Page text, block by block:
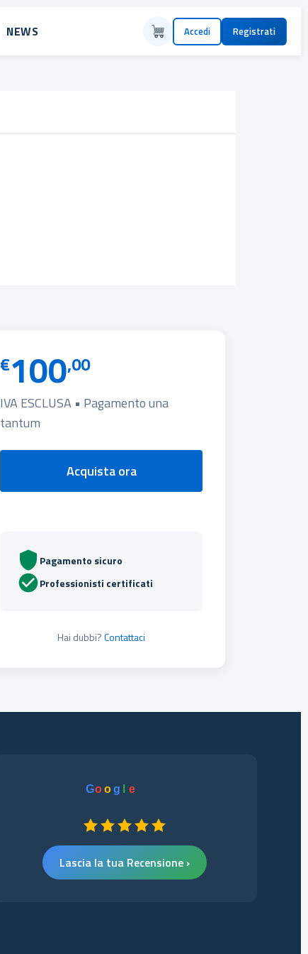
NEWS Accedi Registrati
€100,00
IVA ESCLUSA • Pagamento una
tantum
Acquista ora
Pagamento sicuro
Professionisti certificati
Hai dubbi?Contattaci
Go o g e
Lascia la tua Recensione ›